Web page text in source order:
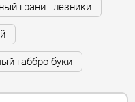
гранит лезники
габбро буки